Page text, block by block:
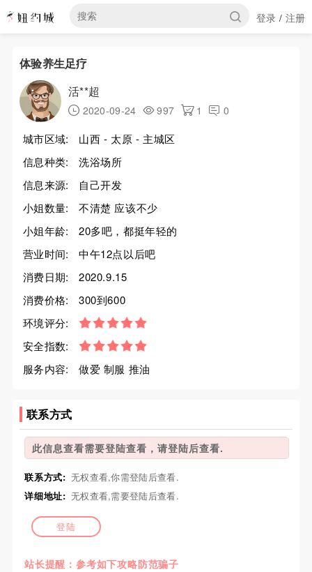
登录 / 注册
体验养生足疗
活**超
2020-09-24 997 1 0
城市区域:
山西 - 太原 - 主城区
信息种类:
洗浴场所
信息来源:
自己开发
小姐数量:
不清楚 应该不少
小姐年龄:
20多吧，都挺年轻的
营业时间:
中午12点以后吧
消费日期:
2020.9.15
消费价格:
300到600
环境评分:
安全指数:
服务内容:
做爱 制服 推油
联系方式
此信息查看需要登陆查看，请登陆后查看.
联系方式: 无权查看,你需登陆后查看.
详细地址: 无权查看,需要登陆后查看.
登陆
站长提醒：参考如下攻略防范骗子